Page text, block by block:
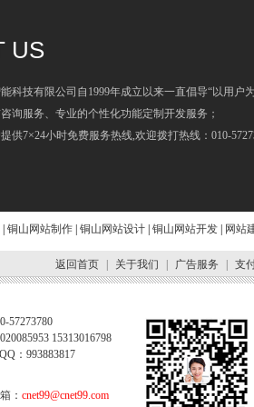
US
科技有限公司自1999年成立以来一直倡导“以用户
询服务、专业的个性化功能定制开发服务；
供7×24小时免费服务热线,欢迎拨打热线：010-
铜山网站制作 铜山网站设计 铜山网站开发 网站
返回首页 关于我们 广告服务 支
57273780
15313016798
：993883817
： cnet99@cnet99.com